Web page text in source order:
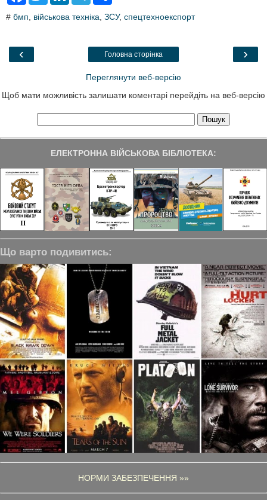
e
o
t
k
e
a
r
# бмп військова техніка ЗСУ, спецтехноекспорт
‹ ›
Головна сторінка
Переглянути веб-версію
Щоб мати можливість залишати коментарі перейдіть на веб-версію
ЕЛЕКТРОННА ВІЙСЬКОВА БІБЛІОТЕКА:
Що варто подивитись:
НОРМИ ЗАБЕЗПЕЧЕННЯ »»